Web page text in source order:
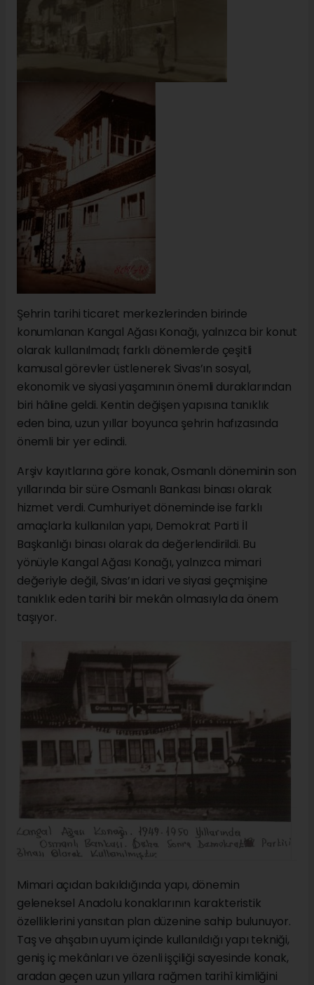
Şehrin tarihi ticaret merkezlerinden birinde
konumlanan Kangal Ağası Konağı, yalnızca bir konut
olarak kullanılmadı; farklı dönemlerde çeşitli
kamusal görevler üstlenerek Sivas’ın sosyal,
ekonomik ve siyasi yaşamının önemli duraklarından
biri hâline geldi. Kentin değişen yapısına tanıklık
eden bina, uzun yıllar boyunca şehrin hafızasında
önemli bir yer edindi.
Arşiv kayıtlarına göre konak, Osmanlı döneminin son
yıllarında bir süre Osmanlı Bankası binası olarak
hizmet verdi. Cumhuriyet döneminde ise farklı
amaçlarla kullanılan yapı, Demokrat Parti İl
Başkanlığı binası olarak da değerlendirildi. Bu
yönüyle Kangal Ağası Konağı, yalnızca mimari
değeriyle değil, Sivas’ın idari ve siyasi geçmişine
tanıklık eden tarihi bir mekân olmasıyla da önem
taşıyor.
Mimari açıdan bakıldığında yapı, dönemin
geleneksel Anadolu konaklarının karakteristik
özelliklerini yansıtan plan düzenine sahip bulunuyor.
Taş ve ahşabın uyum içinde kullanıldığı yapı tekniği,
geniş iç mekânları ve özenli işçiliği sayesinde konak,
aradan geçen uzun yıllara rağmen tarihî kimliğini